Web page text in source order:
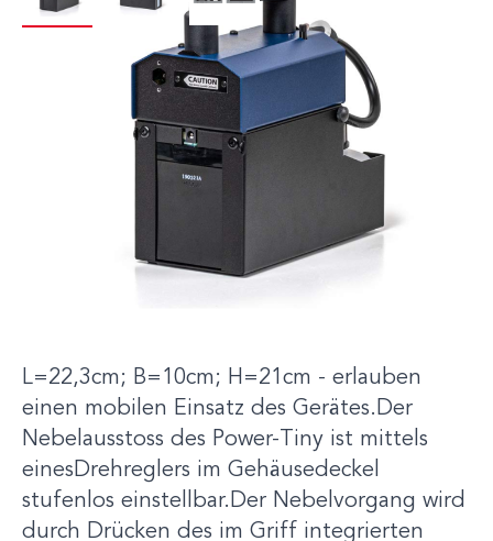
Nebelmaschine mit Akku
Power-Tiny
Minimale Aufheizzeit; Durch die Aufheizzeit
L=22,3cm; B=10cm; H=21cm - erlauben
einen mobilen Einsatz des Gerätes.Der
Nebelausstoss des Power-Tiny ist mittels
einesDrehreglers im Gehäusedeckel
stufenlos einstellbar.Der Nebelvorgang wird
durch Drücken des im Griff integrierten